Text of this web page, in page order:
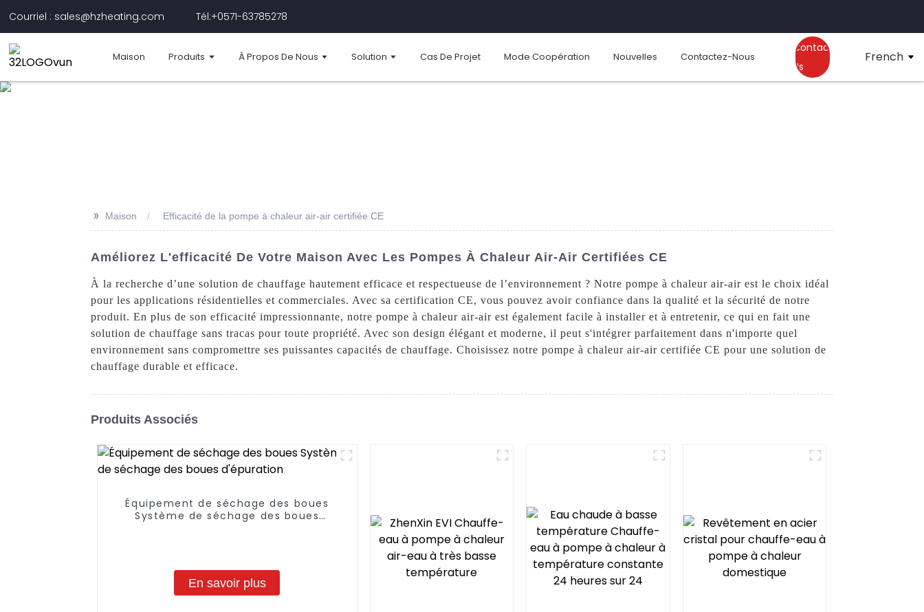
Courriel : sales@hzheating.com Tél:+0571-63785278
Maison Produits À Propos De Nous Solution Cas De Projet Mode Coopération Nouvelles Contactez-Nous
Contact
Us
French
>> Maison Efficacité de la pompe à chaleur air-air certifiée CE
Améliorez L'efficacité De Votre Maison Avec Les Pompes À Chaleur Air-Air Certifiées CE
À la recherche d’une solution de chauffage hautement efficace et respectueuse de l’environnement ? Notre pompe à chaleur air-air est le choix idéal
pour les applications résidentielles et commerciales. Avec sa certification CE, vous pouvez avoir confiance dans la qualité et la sécurité de notre
produit. En plus de son efficacité impressionnante, notre pompe à chaleur air-air est également facile à installer et à entretenir, ce qui en fait une
solution de chauffage sans tracas pour toute propriété. Avec son design élégant et moderne, il peut s'intégrer parfaitement dans n'importe quel
environnement sans compromettre ses puissantes capacités de chauffage. Choisissez notre pompe à chaleur air-air certifiée CE pour une solution de
chauffage durable et efficace.
Produits Associés
Équipement de séchage des boues
Système de séchage des boues
En savoir plus